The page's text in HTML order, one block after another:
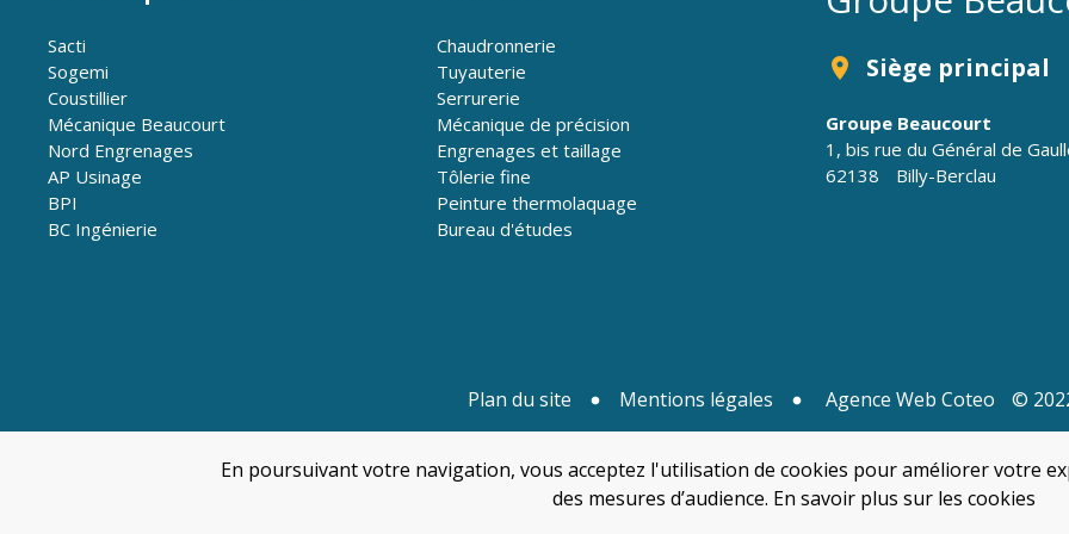
Sacti
Sogemi
Coustillier
Mécanique Beaucourt
Nord Engrenages
AP Usinage
BPI
BC Ingénierie
Chaudronnerie
Tuyauterie
Serrurerie
Mécanique de précision
Engrenages et taillage
Tôlerie fine
Peinture thermolaquage
Bureau d'études
location_on Siège principal
Groupe Beaucourt
1, bis rue du Général de
62138
Billy-Berclau
Plan du site Mentions légales Agence Web Coteo ©
En poursuivant votre navigation, vous acceptez l'utilisation de cookies pour améliorer votre
des mesures d’audience. En savoir plus sur les cookies